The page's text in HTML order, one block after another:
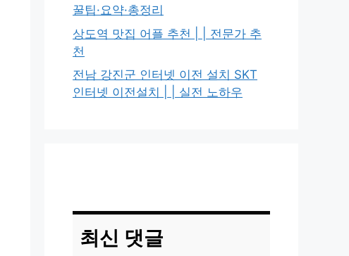
꿀팁·요약·총정리
상도역 맛집 어플 추천 | | 전문가 추
천
전남 강진군 인터넷 이전 설치 SKT
인터넷 이전설치 | | 실전 노하우
최신 댓글